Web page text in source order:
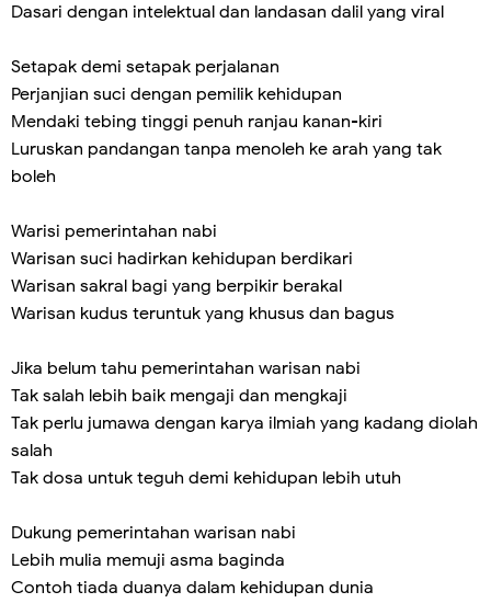
Dasari dengan intelektual dan landasan dalil yang viral
Setapak demi setapak perjalanan
Perjanjian suci dengan pemilik kehidupan
Mendaki tebing tinggi penuh ranjau kanan-kiri
Luruskan pandangan tanpa menoleh ke arah yang tak
boleh
Warisi pemerintahan nabi
Warisan suci hadirkan kehidupan berdikari
Warisan sakral bagi yang berpikir berakal
Warisan kudus teruntuk yang khusus dan bagus
Jika belum tahu pemerintahan warisan nabi
Tak salah lebih baik mengaji dan mengkaji
Tak perlu jumawa dengan karya ilmiah yang kadang diolah
salah
Tak dosa untuk teguh demi kehidupan lebih utuh
Dukung pemerintahan warisan nabi
Lebih mulia memuji asma baginda
Contoh tiada duanya dalam kehidupan dunia